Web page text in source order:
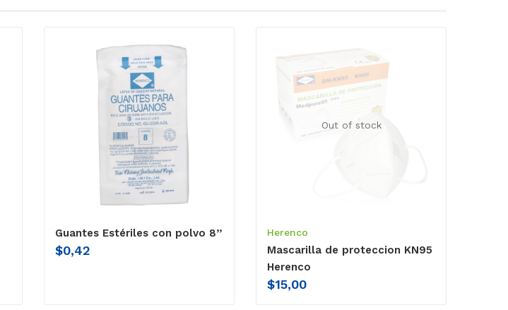
Guantes Estériles con polvo 8’’
$0,42
Out of stock
Herenco
Mascarilla de proteccion KN95
Herenco
$15,00